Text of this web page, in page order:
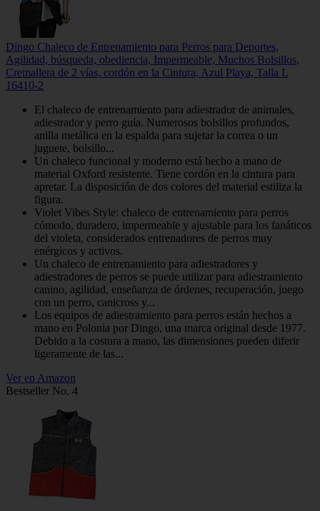
Dingo Chaleco de Entrenamiento para Perros para Deportes,
Agilidad, búsqueda, obediencia, Impermeable, Muchos Bolsillos,
Cremallera de 2 vías, cordón en la Cintura, Azul Playa, Talla L
16410-2
El chaleco de entrenamiento para adiestrador de animales,
adiestrador y perro guía. Numerosos bolsillos profundos,
anilla metálica en la espalda para sujetar la correa o un
juguete, bolsillo...
Un chaleco funcional y moderno está hecho a mano de
material Oxford resistente. Tiene cordón en la cintura para
apretar. La disposición de dos colores del material estiliza la
figura.
Violet Vibes Style: chaleco de entrenamiento para perros
cómodo, duradero, impermeable y ajustable para los fanáticos
del violeta, considerados entrenadores de perros muy
enérgicos y activos.
Un chaleco de entrenamiento para adiestradores y
adiestradores de perros se puede utilizar para adiestramiento
canino, agilidad, enseñanza de órdenes, recuperación, juego
con un perro, canicross y...
Los equipos de adiestramiento para perros están hechos a
mano en Polonia por Dingo, una marca original desde 1977.
Debido a la costura a mano, las dimensiones pueden diferir
ligeramente de las...
Ver en Amazon
Bestseller No. 4